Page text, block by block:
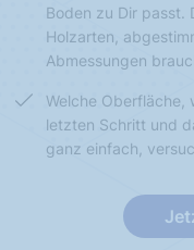
Boden zu Dir passt.
Holzarten,
Abmessungen
Welche Oberfläche,
letzten Schritt und
ganz einfach,